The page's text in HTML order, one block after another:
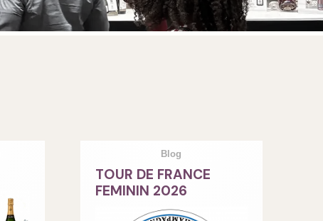
Blog
TOUR DE FRANCE
FEMININ 2026